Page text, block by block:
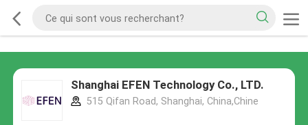
Shanghai EFEN Technology Co., LTD.
515 Qifan Road, Shanghai, China,Chine